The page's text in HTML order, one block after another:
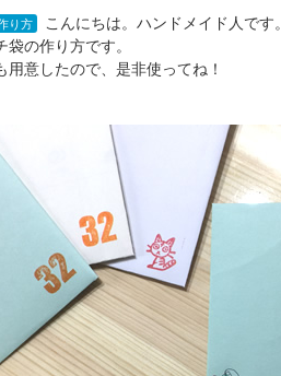
り方
こんにちは。ハンドメイド人です。
の作り方です。
用意したので、是非使ってね！